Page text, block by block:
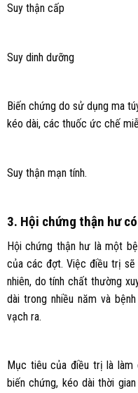
Suy thận cấp
Suy dinh dưỡng
Biến chứng do sử dụng ma
kéo dài, các thuốc ức chế
Suy thận mạn tính.
3. Hội chứng thận hư
Hội chứng thận hư là một
của các đợt. Việc điều trị sẽ
nhiên, do tính chất thường
dài trong nhiều năm và
vạch ra.
Mục tiêu của điều trị là
biến chứng, kéo dài thời